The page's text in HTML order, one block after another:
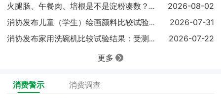
火腿肠、午餐肉、培根是不是淀粉凑数？实测结果出炉 2026-08-02
消协发布儿童（学生）绘画颜料比较试验结果显示：18 2026-07-31
消协发布家用洗碗机比较试验结果：受测样品基础性能表
2026-07-22
更多
消费警示 消费调查